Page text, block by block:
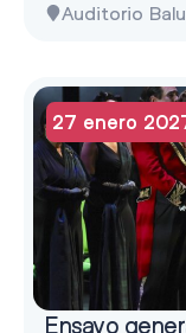
Auditorio
27 enero
Ensayo